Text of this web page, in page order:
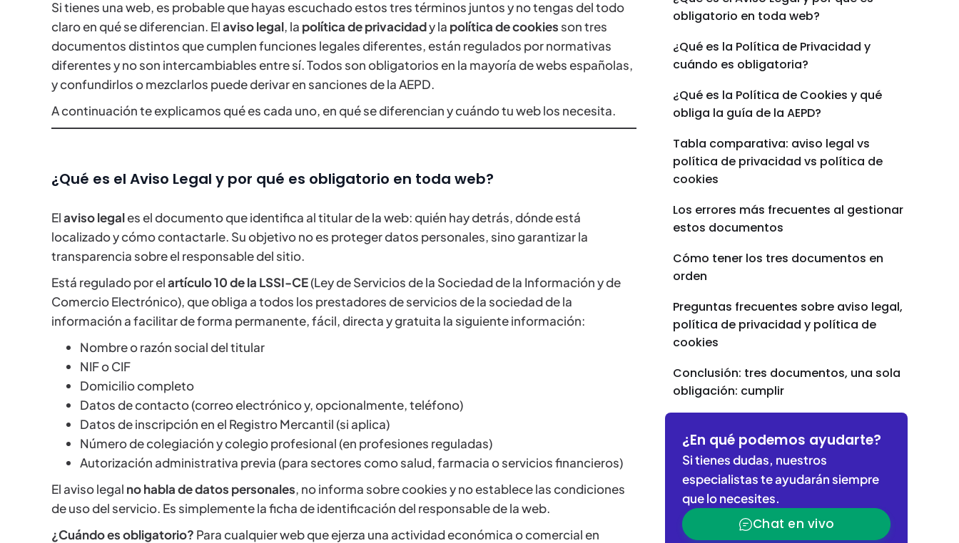
Si tienes una web, es probable que hayas escuchado estos tres términos juntos y no tengas del todo
claro en qué se diferencian. Elaviso legal, la política de privacidady la política de cookies son tres
documentos distintos que cumplen funciones legales diferentes, están regulados por normativas
diferentes y no son intercambiables entre sí. Todos son obligatorios en la mayoría de webs españolas,
y confundirlos o mezclarlos puede derivar en sanciones de la AEPD.
A continuación te explicamos qué es cada uno, en qué se diferencian y cuándo tu web los necesita.
¿Qué es el Aviso Legal y por qué es obligatorio en toda web?
Elaviso legales el documento que identifica al titular de la web: quién hay detrás, dónde está
localizado y cómo contactarle. Su objetivo no es proteger datos personales, sino garantizar la
transparencia sobre el responsable del sitio.
Está regulado por elartículo 10 de la LSSI-CE(Ley de Servicios de la Sociedad de la Información y de
Comercio Electrónico), que obliga a todos los prestadores de servicios de la sociedad de la
información a facilitar de forma permanente, fácil, directa y gratuita la siguiente información:
Nombre o razón social del titular
NIF o CIF
Domicilio completo
Datos de contacto (correo electrónico y, opcionalmente, teléfono)
Datos de inscripción en el Registro Mercantil (si aplica)
Número de colegiación y colegio profesional (en profesiones reguladas)
Autorización administrativa previa (para sectores como salud, farmacia o servicios financieros)
El aviso legal no habla de datos personales, no informa sobre cookies y no establece las condiciones
de uso del servicio. Es simplemente la ficha de identificación del responsable de la web.
¿Cuándo es obligatorio? Para cualquier web que ejerza una actividad económica o comercial en
obligatorio en toda web?
¿Qué es la Política de Privacidad y
cuándo es obligatoria?
¿Qué es la Política de Cookies y qué
obliga la guía de la AEPD?
Tabla comparativa: aviso legal vs
política de privacidad vs política de
cookies
Los errores más frecuentes al gestionar
estos documentos
Cómo tener los tres documentos en
orden
Preguntas frecuentes sobre aviso legal,
política de privacidad y política de
cookies
Conclusión: tres documentos, una sola
obligación: cumplir
¿En qué podemos ayudarte?
Si tienes dudas, nuestros
especialistas te ayudarán siempre
que lo necesites.
Chat en vivo